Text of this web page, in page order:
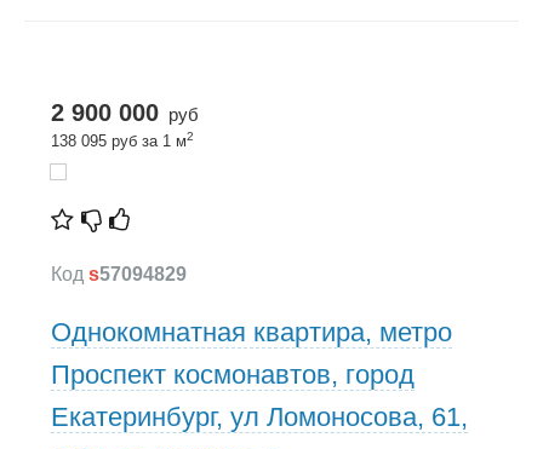
2 900 000 руб
138 095 руб за 1 м2
Код s57094829
Однокомнатная квартира, метро
Проспект космонавтов, город
Екатеринбург, ул Ломоносова, 61,